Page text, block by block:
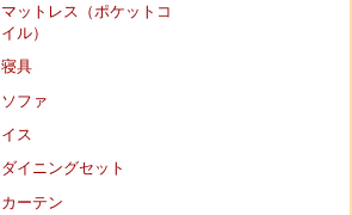
マットレス（ポケットコ
イル）
寝具
ソファ
イス
ダイニングセット
カーテン